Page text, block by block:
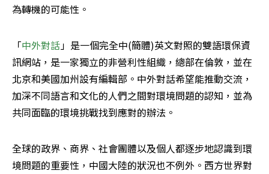
為轉機的可能性。
「中外對話」是一個完全中(簡體)英文對照的雙語環保資
訊網站，是一家獨立的非營利性組織，總部在倫敦，並在
北京和美國加州設有編輯部。中外對話希望能推動交流，
加深不同語言和文化的人們之間對環境問題的認知，並為
共同面臨的環境挑戰找到應對的辦法。
全球的政界、商界、社會團體以及個人都逐步地認識到環
境問題的重要性，中國大陸的狀況也不例外。西方世界對